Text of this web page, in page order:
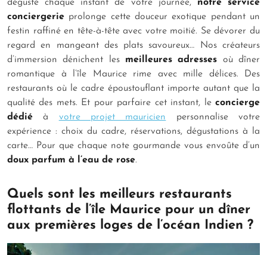
dégusté chaque instant de votre journée,notre service
conciergerie prolonge cette douceur exotique pendant un
festin raffiné en tête-à-tête avec votre moitié. Se dévorer du
regard en mangeant des plats savoureux… Nos créateurs
d’immersion dénichent les meilleures adresses où dîner
romantique à l’île Maurice rime avec mille délices. Des
restaurants où le cadre époustouflant importe autant que la
qualité des mets. Et pour parfaire cet instant, le concierge
dédié à votre projet mauricien personnalise votre
expérience : choix du cadre, réservations, dégustations à la
carte… Pour que chaque note gourmande vous envoûte d’un
doux parfum à l’eau de rose.
Quels sont les meilleurs restaurants
flottants de l’île Maurice pour un dîner
aux premières loges de l’océan Indien ?